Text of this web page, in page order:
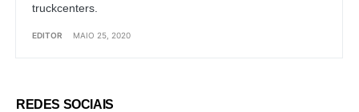
truckcenters.
EDITOR MAIO 25, 2020
REDES SOCIAIS